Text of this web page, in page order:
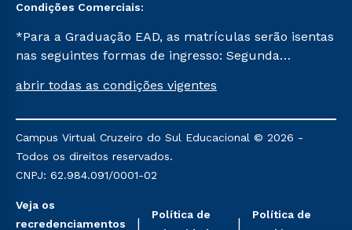
Condições Comerciais:
*Para a Graduação EAD, as matrículas serão isentas
nas seguintes formas de ingresso: Segunda
Já para as demais, a taxa de matrícula será de R$
mencionadas são referentes aos cursos: Ensino
Religioso, Geografia para a Docência e Metodologia
do Ensino de História: Questões Atuais.
abrir todas as condições vigentes
Campus Virtual Cruzeiro do Sul Educacional © 2026 -
Todos os direitos reservados.
CNPJ: 62.984.091/0001-02
Veja os
recredenciamentos
Política de
Política de